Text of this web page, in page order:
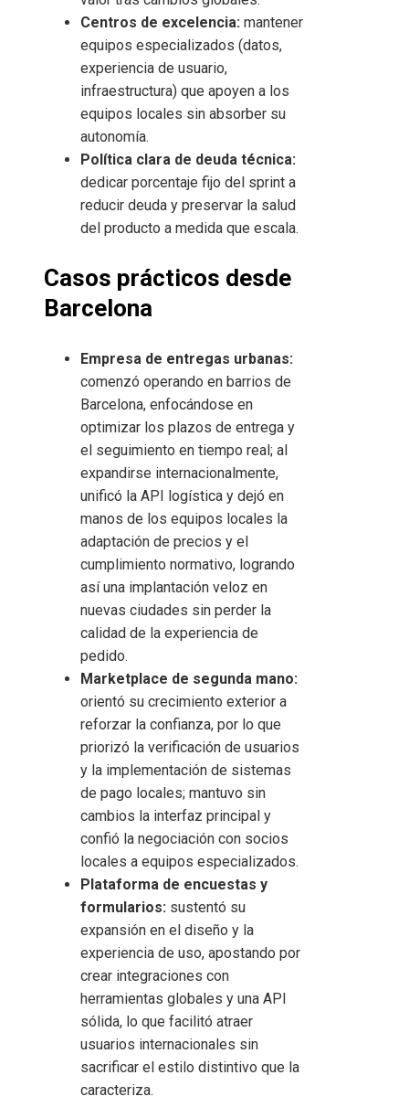
Centros de excelencia: mantener
equipos especializados (datos,
experiencia de usuario,
infraestructura) que apoyen a los
equipos locales sin absorber su
autonomía.
Política clara de deuda técnica:
dedicar porcentaje fijo del sprint a
reducir deuda y preservar la salud
del producto a medida que escala.
Casos prácticos desde
Barcelona
Empresa de entregas urbanas:
comenzó operando en barrios de
Barcelona, enfocándose en
optimizar los plazos de entrega y
el seguimiento en tiempo real; al
expandirse internacionalmente,
unificó la API logística y dejó en
manos de los equipos locales la
adaptación de precios y el
cumplimiento normativo, logrando
así una implantación veloz en
nuevas ciudades sin perder la
calidad de la experiencia de
pedido.
Marketplace de segunda mano:
orientó su crecimiento exterior a
reforzar la confianza, por lo que
priorizó la verificación de usuarios
y la implementación de sistemas
de pago locales; mantuvo sin
cambios la interfaz principal y
confió la negociación con socios
locales a equipos especializados.
Plataforma de encuestas y
formularios: sustentó su
expansión en el diseño y la
experiencia de uso, apostando por
crear integraciones con
herramientas globales y una API
sólida, lo que facilitó atraer
usuarios internacionales sin
sacrificar el estilo distintivo que la
caracteriza.